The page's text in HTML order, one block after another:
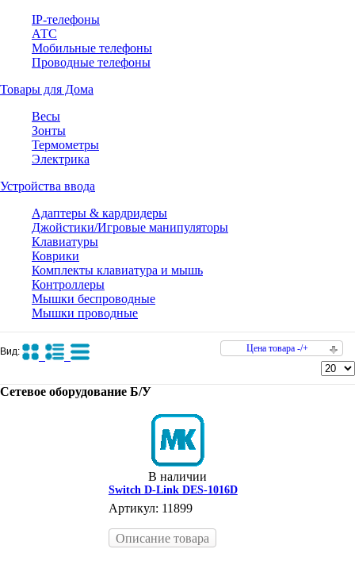
IP-телефоны
АТС
Мобильные телефоны
Проводные телефоны
Товары для Дома
Весы
Зонты
Термометры
Электрика
Устройства ввода
Адаптеры & кардридеры
Джойстики/Игровые манипуляторы
Клавиатуры
Коврики
Комплекты клавиатура и мышь
Контроллеры
Мышки беспроводные
Мышки проводные
Вид: Цена товара -/+
Сетевое оборудование Б/У
В наличии
Switch D-Link DES-1016D
Артикул: 11899
Описание товара